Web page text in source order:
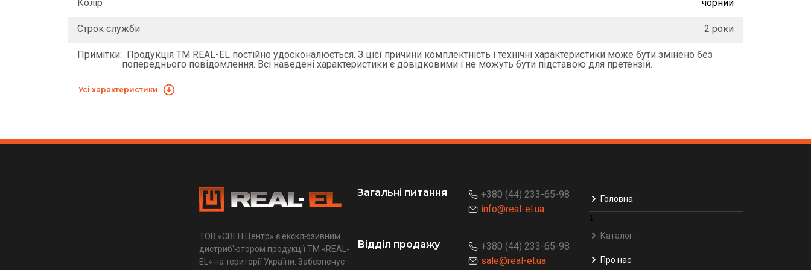
Колір чорний
Строк служби 2 роки
Примітки: Продукція ТМ REAL-EL постійно удосконалюється. З цієї причини комплектність і технічні характеристики може бути змінено без
попереднього повідомлення. Всі наведені характеристики є довідковими і не можуть бути підставою для претензій.
Усі характеристики
ТОВ «СВЕН Центр» є ексклюзивним
дистриб'ютором продукції ТМ «REAL-
EL» на території України. Забезпечує
Загальні питання
+380 (44) 233-65-98
info@real-el.ua
Відділ продажу
+380 (44) 233-65-98
sale@real-el.ua
Головна
1
Каталог
Про нас